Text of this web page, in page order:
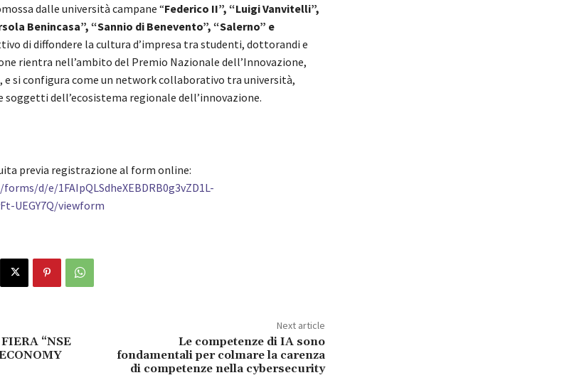
dalle università campane “Federico II”, “Luigi Vanvitelli”,
Benincasa”, “Sannio di Benevento”, “Salerno” e
di diffondere la cultura d’impresa tra studenti, dottorandi e
rientra nell’ambito del Premio Nazionale dell’Innovazione,
e si configura come un network collaborativo tra università,
dell’ecosistema regionale dell’innovazione.
previa registrazione al form online:
d/e/1FAIpQLSdheXEBDRB0g3vZD1L-
UEGY7Q/viewform
“NSE
Next article
Le competenze di IA sono
fondamentali per colmare la carenza
di competenze nella cybersecurity